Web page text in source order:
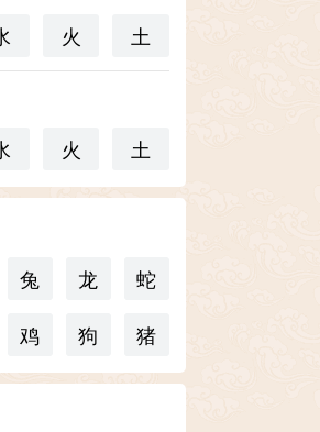
火 土
火 土
兔 龙
蛇
鸡 狗 猪